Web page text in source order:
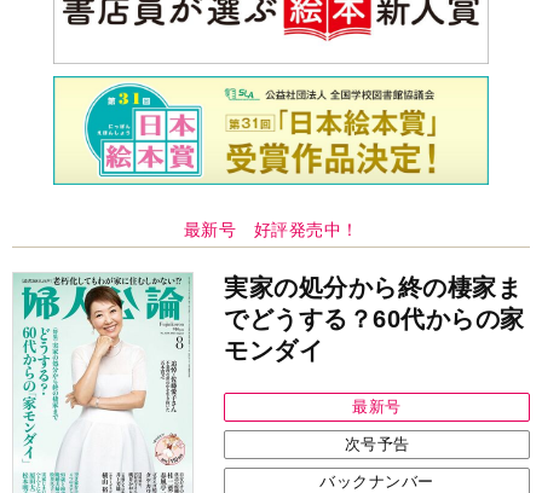
最新号 好評発売中！
実家の処分から終の棲家ま
でどうする？60代からの家
モンダイ
最新号
次号予告
バックナンバー